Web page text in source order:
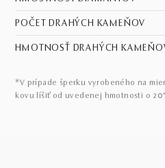
POČET DRAHÝCH KAMEŇOV
HMOTNOSŤ DRAHÝCH
*V prípade šperku vyrobeného na
kovu líšiť od uvedenej hmotnosti o